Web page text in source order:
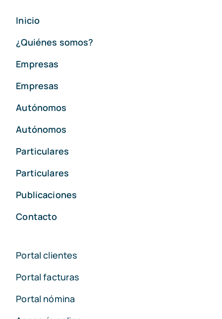
Inicio
¿Quiénes somos?
Empresas
Empresas
Autónomos
Autónomos
Particulares
Particulares
Publicaciones
Contacto
Portal clientes
Portal facturas
Portal nómina